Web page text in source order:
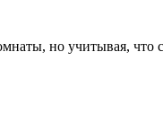
но учитывая, что